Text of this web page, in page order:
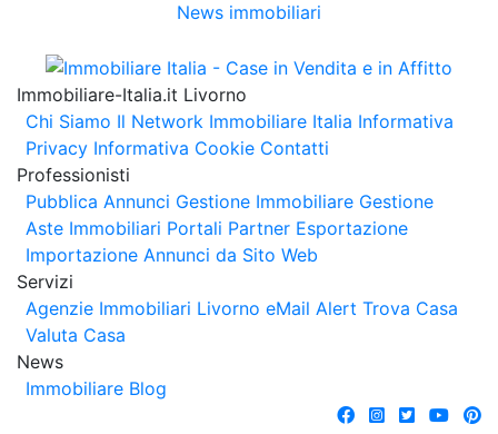
News immobiliari
Immobiliare-Italia.it Livorno
Chi Siamo Il Network Immobiliare Italia Informativa
Privacy Informativa Cookie Contatti
Professionisti
Pubblica Annunci Gestione Immobiliare Gestione
Aste Immobiliari Portali Partner Esportazione
Importazione Annunci da Sito Web
Servizi
Agenzie Immobiliari Livorno eMail Alert Trova Casa
Valuta Casa
News
Immobiliare Blog